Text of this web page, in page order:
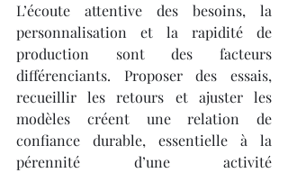
L’écoute attentive des besoins, la
personnalisation et la rapidité de
production sont des facteurs
différenciants. Proposer des essais,
recueillir les retours et ajuster les
modèles créent une relation de
confiance durable, essentielle à la
pérennité d’une activité